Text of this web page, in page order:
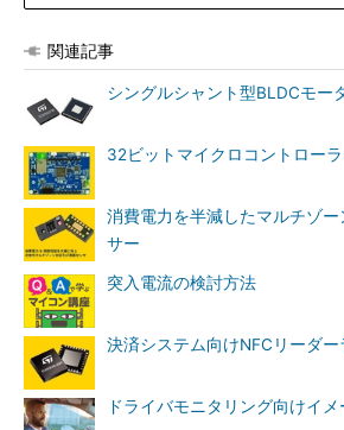
関連記事
シングルシャント型BLDCモー
32ビットマイクロコントロー
消費電力を半減したマルチゾ
サー
突入電流の検討方法
決済システム向けNFCリーダー
ドライバモニタリング向けイ